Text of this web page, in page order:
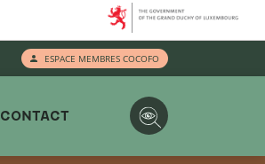
ESPACE MEMBRES COCOFO
CONTACT